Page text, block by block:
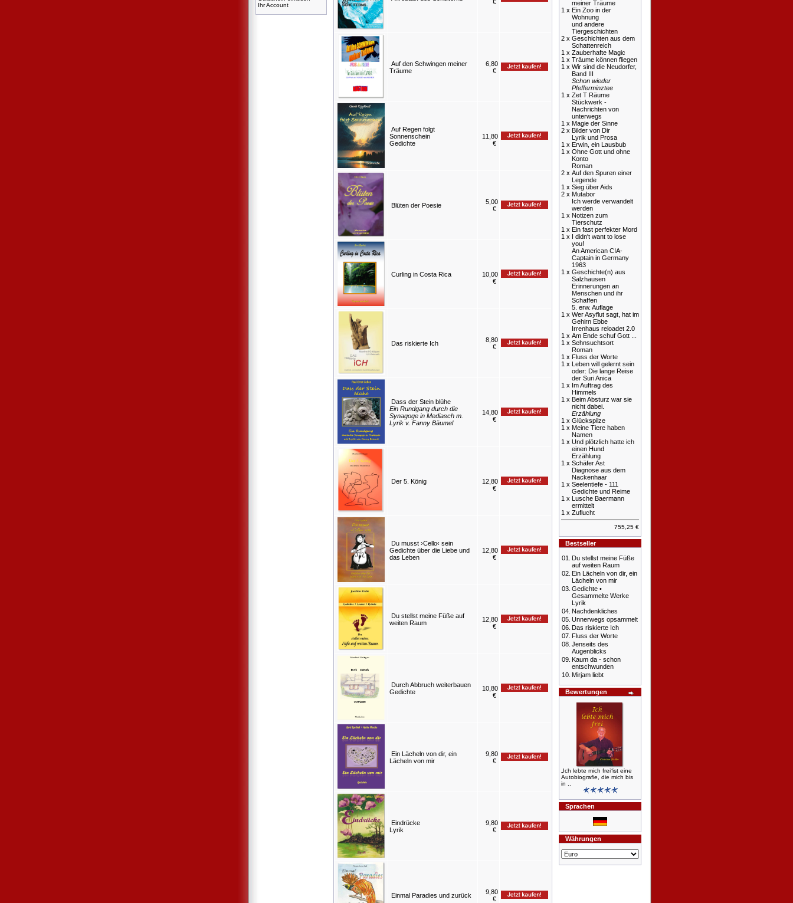
Ihr Account
€
Auf den Schwingen meiner
Träume
6,80
€
Auf Regen folgt
Sonnenschein
Gedichte
11,80
€
Blüten der Poesie
5,00
€
Curling in Costa Rica
10,00
€
Das riskierte Ich
8,80
€
Dass der Stein blühe
Ein Rundgang durch die
Synagoge in Mediasch m.
Lyrik v. Fanny Bäumel
14,80
€
Der 5. König
12,80
€
Du musst ›Cello‹ sein
Gedichte über die Liebe und
das Leben
12,80
€
Du stellst meine Füße auf
weiten Raum
12,80
€
Durch Abbruch weiterbauen
Gedichte
10,80
€
Ein Lächeln von dir, ein
Lächeln von mir
9,80
€
Eindrücke
Lyrik
9,80
€
Einmal Paradies und zurück
9,80
€
meiner Träume
1 x Ein Zoo in der
Wohnung
und andere
Tiergeschichten
2 x Geschichten aus dem
Schattenreich
1 x Zauberhafte Magic
1 x Träume können fliegen
1 x Wir sind die Neudorfer,
Band III
Schon wieder
Pfefferminztee
1 x Zet T Räume
Stückwerk -
Nachrichten von
unterwegs
1 x Magie der Sinne
2 x Bilder von Dir
Lyrik und Prosa
1 x Erwin, ein Lausbub
1 x Ohne Gott und ohne
Konto
Roman
2 x Auf den Spuren einer
Legende
1 x Sieg über Aids
2 x Mutabor
Ich werde verwandelt
werden
1 x Notizen zum
Tierschutz
1 x Ein fast perfekter Mord
1 x I didn't want to lose
you!
An American CIA-
Captain in Germany
1963
1 x Geschichte(n) aus
Salzhausen
Erinnerungen an
Menschen und ihr
Schaffen
5. erw. Auflage
1 x Wer Asyflut sagt, hat im
Gehirn Ebbe
Irrenhaus reloadet 2.0
1 x Am Ende schuf Gott ...
1 x Sehnsuchtsort
Roman
1 x Fluss der Worte
1 x Leben will gelernt sein
oder: Die lange Reise
der Suri Anica
1 x Im Auftrag des
Himmels
1 x Beim Absturz war sie
nicht dabei.
Erzählung
1 x Glückspilze
1 x Meine Tiere haben
Namen
1 x Und plötzlich hatte ich
einen Hund
Erzählung
1 x Schäfer Ast
Diagnose aus dem
Nackenhaar
1 x Seelentiefe - 111
Gedichte und Reime
1 x Lusche Baermann
ermittelt
1 x Zuflucht
755,25 €
Bestseller
01. Du stellst meine Füße
auf weiten Raum
02. Ein Lächeln von dir, ein
Lächeln von mir
03. Gedichte •
Gesammelte Werke
Lyrik
04. Nachdenkliches
05. Unnerwegs opsammelt
06. Das riskierte Ich
07. Fluss der Worte
08. Jenseits des
Augenblicks
09. Kaum da - schon
entschwunden
10. Mirjam liebt
Bewertungen
„Ich lebte mich frei“ist eine
Autobiografie, die mich bis
in ..
Sprachen
Währungen